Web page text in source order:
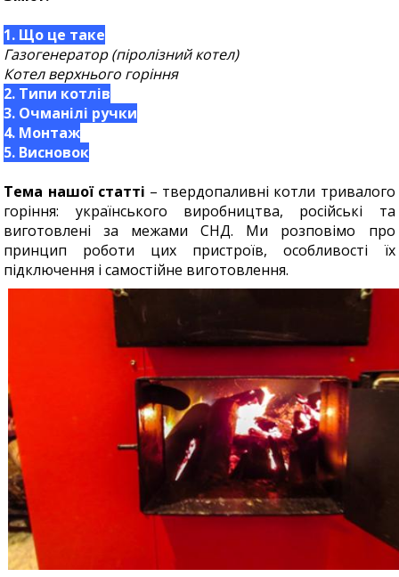
1. Що це таке
Газогенератор (піролізний котел)
Котел верхнього горіння
2. Типи котлів
3. Очманілі ручки
4. Монтаж
5. Висновок
Тема нашої статті – твердопаливні котли тривалого
горіння: українського виробництва, російські та
виготовлені за межами СНД. Ми розповімо про
принцип роботи цих пристроїв, особливості їх
підключення і самостійне виготовлення.